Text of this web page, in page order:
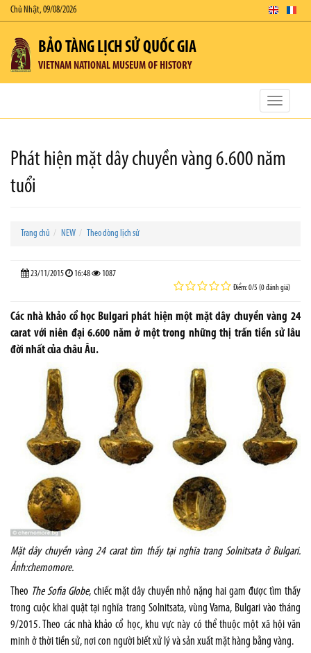
Chủ Nhật, 09/08/2026
BẢO TÀNG LỊCH SỬ QUỐC GIA
VIETNAM NATIONAL MUSEUM OF HISTORY
Toggle
Phát hiện mặt dây chuyền vàng 6.600 năm
tuổi
Trang chủ NEW Theo dòng lịch sử
23/11/2015 16:48 1087
Điểm: 0/5 (0 đánh giá)
Các nhà khảo cổ học Bulgari phát hiện một mặt dây chuyền vàng 24
carat với niên đại 6.600 năm ở một trong những thị trấn tiền sử lâu
đời nhất của châu Âu.
Mặt dây chuyền vàng 24 carat tìm thấy tại nghĩa trang Solnitsata ở Bulgari.
Ảnh:chemomore.
Theo The Sofia Globe, chiếc mặt dây chuyền nhỏ nặng hai gam được tìm thấy
trong cuộc khai quật tại nghĩa trang Solnitsata, vùng Varna, Bulgari vào tháng
9/2015. Theo các nhà khảo cổ học, khu vực này có thể thuộc một xã hội văn
minh ở thời tiền sử, nơi con người biết xử lý và sản xuất mặt hàng bằng vàng.